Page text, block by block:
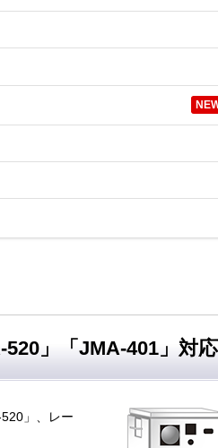
」「JMA-401」対応
」、レー